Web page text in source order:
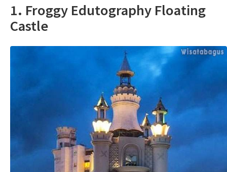
1. Froggy Edutography Floating
Castle